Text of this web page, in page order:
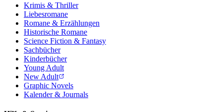
Krimis & Thriller
Liebesromane
Romane & Erzählungen
Historische Romane
Science Fiction & Fantasy
Sachbücher
Kinderbücher
Young Adult
New Adult
Graphic Novels
Kalender & Journals